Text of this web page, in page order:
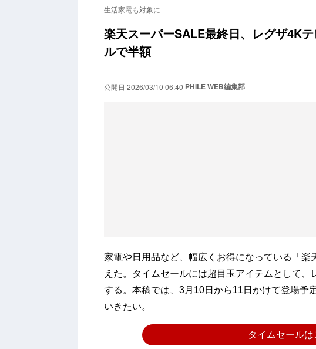
生活家電も対象に
楽天スーパーSALE最終日、レグザ4K
ルで半額
公開日 2026/03/10 06:40 PHILE WEB編集部
家電や日用品など、幅広くお得になっている「
えた。タイムセールには超目玉アイテムとして
する。本稿では、3月10日から11日かけて登場予
いきたい。
タイムセールは